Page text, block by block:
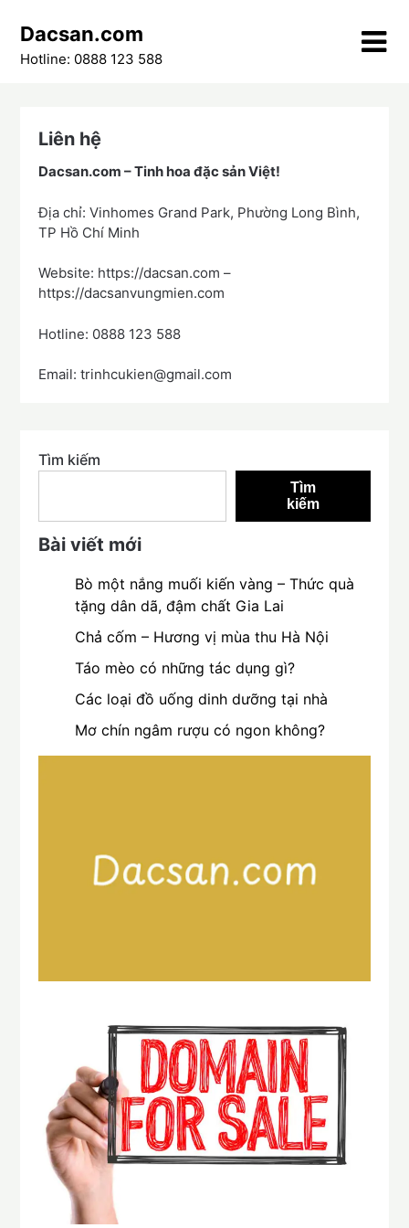
content
Dacsan.com
Hotline: 0888 123 588
Liên hệ
Dacsan.com – Tinh hoa đặc sản Việt!
Địa chỉ: Vinhomes Grand Park, Phường Long Bình,
TP Hồ Chí Minh
Website: https://dacsan.com –
https://dacsanvungmien.com
Hotline: 0888 123 588
Email: trinhcukien@gmail.com
Tìm kiếm
Tìm
kiếm
Bài viết mới
Bò một nắng muối kiến vàng – Thức quà
tặng dân dã, đậm chất Gia Lai
Chả cốm – Hương vị mùa thu Hà Nội
Táo mèo có những tác dụng gì?
Các loại đồ uống dinh dưỡng tại nhà
Mơ chín ngâm rượu có ngon không?